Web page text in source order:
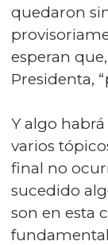
quedaron
esperan
Presidenta,
Y algo
varios
final no
sucedido
son en esta
fundamental